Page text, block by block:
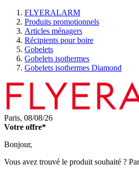
FLYERALARM
Produits promotionnels
Articles ménagers
Récipients pour boire
Gobelets
Gobelets isothermes
Gobelets isothermes Diamond
Paris, 08/08/26
Votre offre*
Bonjour,
Vous avez trouvé le produit souhaité ?